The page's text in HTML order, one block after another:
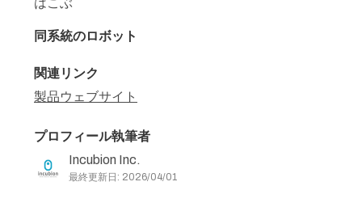
はこぶ
同系統のロボット
関連リンク
製品ウェブサイト
プロフィール執筆者
Incubion Inc.
最終更新日: 2026/04/01